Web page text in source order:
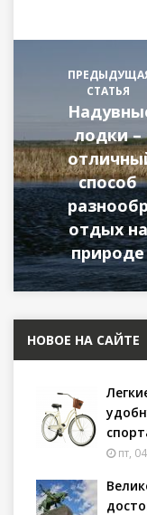
СТАТЬЯ
лодки –
способ
отдых на
природе
НОВОЕ НА САЙТЕ
пт,